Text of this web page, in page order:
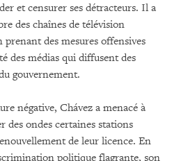
et censurer ses détracteurs. Il a
des chaînes de télévision
des mesures offensives
des médias qui diffusent des
gouvernement.
négative, Chávez a menacé à
des ondes certaines stations
de leur licence. En
politique flagrante, son